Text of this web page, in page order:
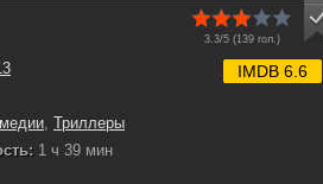
3.3/5 (139гол.)
Триллеры
1 ч 39 мин
IMDB 6.6